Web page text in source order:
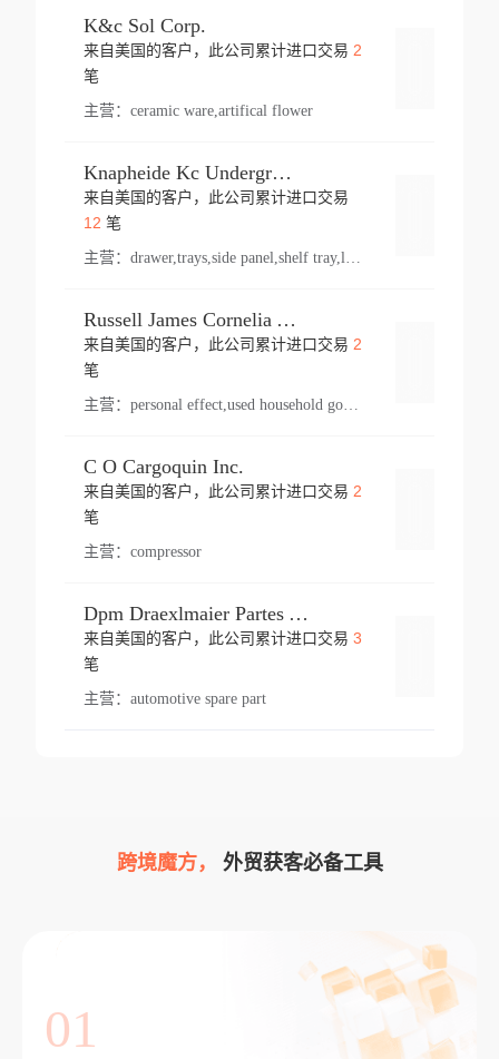
K&c Sol Corp.
来自美国的客户，此公司累计进口交易 2
笔
主营： ceramic ware,artifical flower
Knapheide Kc Underground
来自美国的客户，此公司累计进口交易
12 笔
主营：
Russell James Cornelia Arlington Va
来自美国的客户，此公司累计进口交易 2
笔
主营： personal effect,used household goods
C O Cargoquin Inc.
来自美国的客户，此公司累计进口交易 2
笔
主营： compressor
Dpm Draexlmaier Partes Automotrices Corr Ind Huejotzingo
来自美国的客户，此公司累计进口交易 3
笔
主营： automotive spare part
跨境魔方， 外贸获客必备工具
01